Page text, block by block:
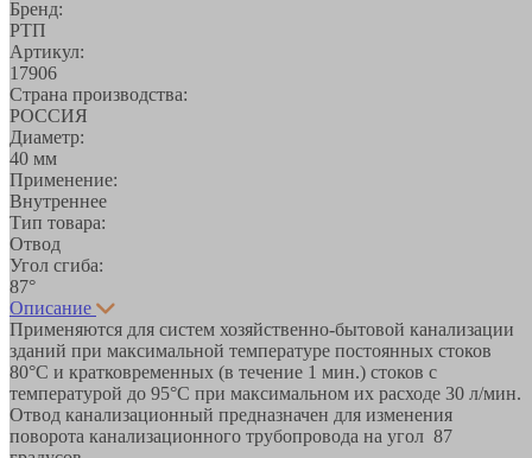
Бренд:
РТП
Артикул:
17906
Страна производства:
РОССИЯ
Диаметр:
40 мм
Применение:
Внутреннее
Тип товара:
Отвод
Угол сгиба:
87°
Описание
Применяются для систем хозяйственно-бытовой канализации
зданий при максимальной температуре постоянных стоков
80°С и кратковременных (в течение 1 мин.) стоков с
температурой до 95°С при максимальном их расходе 30 л/мин.
Отвод канализационный предназначен для изменения
поворота канализационного трубопровода на угол 87